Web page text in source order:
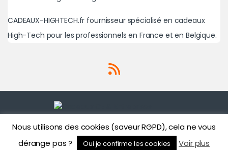
CADEAUX-HIGHTECH.fr fournisseur spécialisé en cadeaux
High-Tech pour les professionnels en France et en Belgique.
Une question? Un besoin?
01 71 43 43 86
Nous utilisons des cookies (saveur RGPD), cela ne vous
dérange pas ?
Oui je confirme les cookies Voir plus